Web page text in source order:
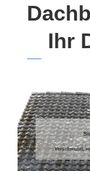
Ihr